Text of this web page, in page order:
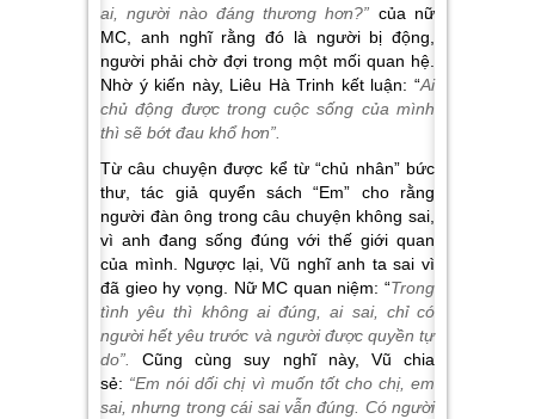
ai, người nào đáng thương hơn?” của nữ
MC, anh nghĩ rằng đó là người bị động,
người phải chờ đợi trong một mối quan hệ.
Nhờ ý kiến này, Liêu Hà Trinh kết luận: “Ai
chủ động được trong cuộc sống của mình
thì sẽ bớt đau khổ hơn”.
Từ câu chuyện được kể từ “chủ nhân” bức
thư, tác giả quyển sách “Em” cho rằng
người đàn ông trong câu chuyện không sai,
vì anh đang sống đúng với thế giới quan
của mình. Ngược lại, Vũ nghĩ anh ta sai vì
đã gieo hy vọng. Nữ MC quan niệm: “Trong
tình yêu thì không ai đúng, ai sai, chỉ có
người hết yêu trước và người được quyền tự
do”.
Cũng cùng suy nghĩ này, Vũ chia
sẻ: “Em nói dối chị vì muốn tốt cho chị, em
sai, nhưng trong cái sai vẫn đúng. Có người